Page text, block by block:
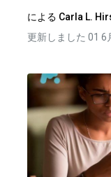
による Carla L.
更新しました 01 6